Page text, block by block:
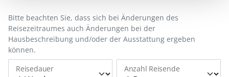
Reisedauer Anzahl Reisende
Bitte beachten Sie, dass sich bei Änderungen des
Reisezeitraumes auch Änderungen bei der
Hausbeschreibung und/oder der Ausstattung ergeben
können.